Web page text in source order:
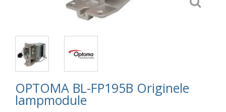
OPTOMA BL-FP195B Originele
lampmodule